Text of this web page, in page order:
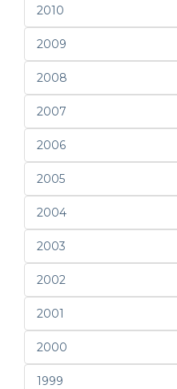
2010
2009
2008
2007
2006
2005
2004
2003
2002
2001
2000
1999